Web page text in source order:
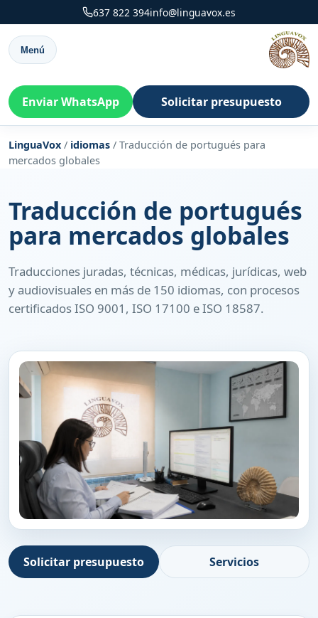
637 822 394info@linguavox.es
Menú
Enviar WhatsApp Solicitar presupuesto
LinguaVox / idiomas / Traducción de portugués para
mercados globales
Traducción de portugués
para mercados globales
Traducciones juradas, técnicas, médicas, jurídicas, web
y audiovisuales en más de 150 idiomas, con procesos
certificados ISO 9001, ISO 17100 e ISO 18587.
Solicitar presupuesto Servicios